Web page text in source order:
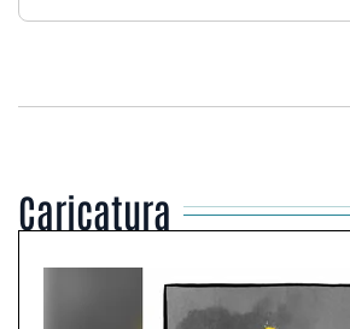
Caricatura